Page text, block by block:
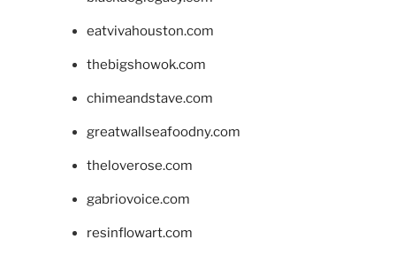
eatvivahouston.com
thebigshowok.com
chimeandstave.com
greatwallseafoodny.com
theloverose.com
gabriovoice.com
resinflowart.com